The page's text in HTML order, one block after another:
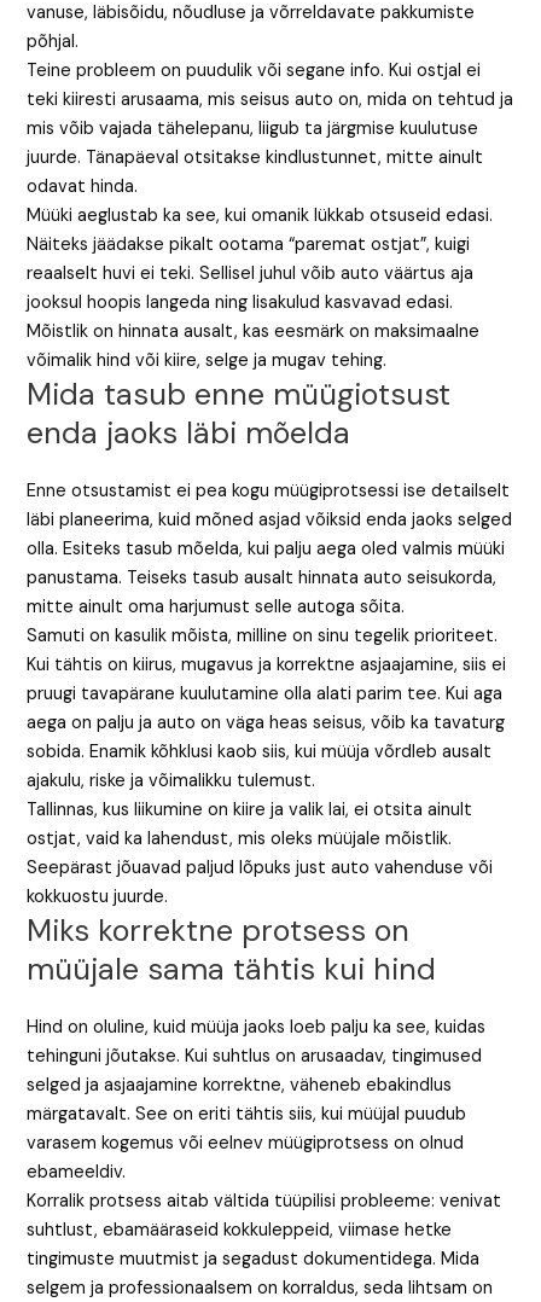
vanuse, läbisõidu, nõudluse ja võrreldavate pakkumiste
põhjal.
Teine probleem on puudulik või segane info. Kui ostjal ei
teki kiiresti arusaama, mis seisus auto on, mida on tehtud ja
mis võib vajada tähelepanu, liigub ta järgmise kuulutuse
juurde. Tänapäeval otsitakse kindlustunnet, mitte ainult
odavat hinda.
Müüki aeglustab ka see, kui omanik lükkab otsuseid edasi.
Näiteks jäädakse pikalt ootama “paremat ostjat”, kuigi
reaalselt huvi ei teki. Sellisel juhul võib auto väärtus aja
jooksul hoopis langeda ning lisakulud kasvavad edasi.
Mõistlik on hinnata ausalt, kas eesmärk on maksimaalne
võimalik hind või kiire, selge ja mugav tehing.
Mida tasub enne müügiotsust
enda jaoks läbi mõelda
Enne otsustamist ei pea kogu müügiprotsessi ise detailselt
läbi planeerima, kuid mõned asjad võiksid enda jaoks selged
olla. Esiteks tasub mõelda, kui palju aega oled valmis müüki
panustama. Teiseks tasub ausalt hinnata auto seisukorda,
mitte ainult oma harjumust selle autoga sõita.
Samuti on kasulik mõista, milline on sinu tegelik prioriteet.
Kui tähtis on kiirus, mugavus ja korrektne asjaajamine, siis ei
pruugi tavapärane kuulutamine olla alati parim tee. Kui aga
aega on palju ja auto on väga heas seisus, võib ka tavaturg
sobida. Enamik kõhklusi kaob siis, kui müüja võrdleb ausalt
ajakulu, riske ja võimalikku tulemust.
Tallinnas, kus liikumine on kiire ja valik lai, ei otsita ainult
ostjat, vaid ka lahendust, mis oleks müüjale mõistlik.
Seepärast jõuavad paljud lõpuks just auto vahenduse või
kokkuostu juurde.
Miks korrektne protsess on
müüjale sama tähtis kui hind
Hind on oluline, kuid müüja jaoks loeb palju ka see, kuidas
tehinguni jõutakse. Kui suhtlus on arusaadav, tingimused
selged ja asjaajamine korrektne, väheneb ebakindlus
märgatavalt. See on eriti tähtis siis, kui müüjal puudub
varasem kogemus või eelnev müügiprotsess on olnud
ebameeldiv.
Korralik protsess aitab vältida tüüpilisi probleeme: venivat
suhtlust, ebamääraseid kokkuleppeid, viimase hetke
tingimuste muutmist ja segadust dokumentidega. Mida
selgem ja professionaalsem on korraldus, seda lihtsam on